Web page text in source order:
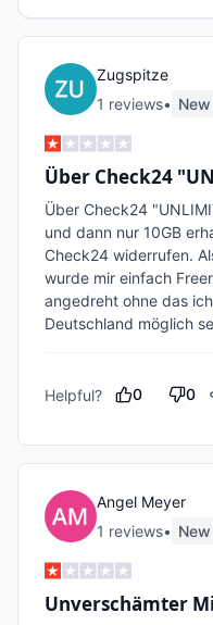
Zugspitze
1 reviews•
Über Check24
Über Check24
und dann nur 10GB
Check24 widerrufen.
wurde mir einfach
angedreht ohne das
Helpful? 0 0
Angel Meyer
1 reviews•
Unverschämter